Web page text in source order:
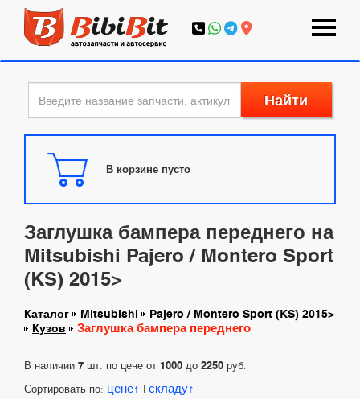
Найти
В корзине пусто
Заглушка бампера переднего на
Mitsubishi Pajero / Montero Sport
(KS) 2015>
Каталог Mitsubishi
Pajero / Montero Sport (KS) 2015>
Кузов
Заглушка бампера переднего
В наличии 7 шт. по цене от 1000 до 2250 руб.
Сортировать по: цене | складу